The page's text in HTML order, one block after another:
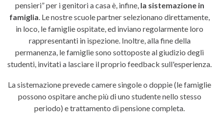
pensieri” per i genitori a casa è, infine, la sistemazione in
famiglia. Le nostre scuole partner selezionano direttamente,
in loco, le famiglie ospitate, ed inviano regolarmente loro
rappresentanti in ispezione. Inoltre, alla fine della
permanenza, le famiglie sono sottoposte al giudizio degli
studenti, invitati a lasciare il proprio feedback sull'esperienza.
La sistemazione prevede camere singole o doppie (le famiglie
possono ospitare anche più di uno studente nello stesso
periodo) e trattamento di pensione completa.